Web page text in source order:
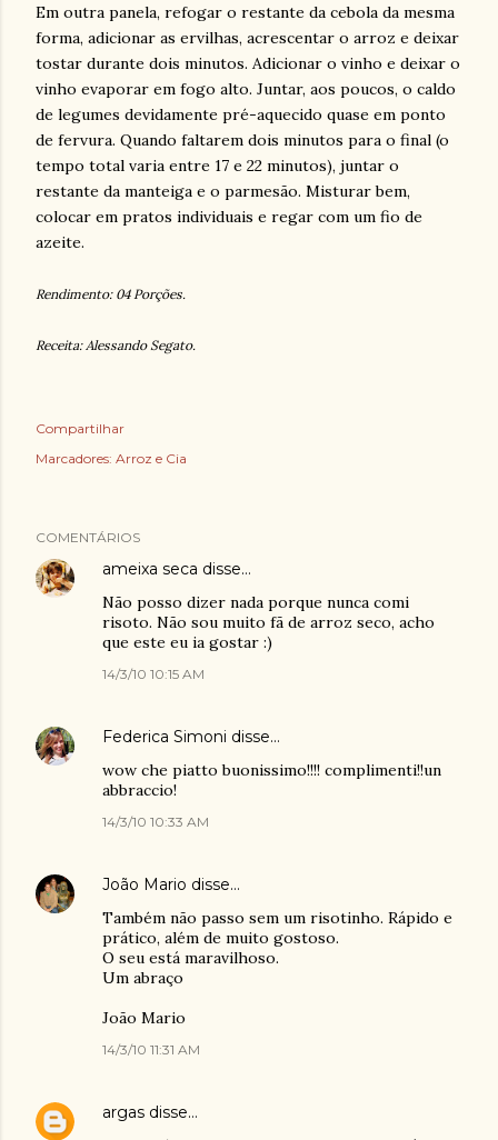
Em outra panela, refogar o restante da cebola da mesma
forma, adicionar as ervilhas, acrescentar o arroz e deixar
tostar durante dois minutos. Adicionar o vinho e deixar o
vinho evaporar em fogo alto. Juntar, aos poucos, o caldo
de legumes devidamente pré-aquecido quase em ponto
de fervura. Quando faltarem dois minutos para o final (o
tempo total varia entre 17 e 22 minutos), juntar o
restante da manteiga e o parmesão. Misturar bem,
colocar em pratos individuais e regar com um fio de
azeite.
Rendimento: 04 Porções.
Receita: Alessando Segato.
Compartilhar
Marcadores: Arroz e Cia
COMENTÁRIOS
ameixa seca disse…
Não posso dizer nada porque nunca comi
risoto. Não sou muito fã de arroz seco, acho
que este eu ia gostar :)
14/3/10 10:15 AM
Federica Simoni disse…
wow che piatto buonissimo!!!! complimenti!!un
abbraccio!
14/3/10 10:33 AM
João Mario disse…
Também não passo sem um risotinho. Rápido e
prático, além de muito gostoso.
O seu está maravilhoso.
Um abraço
João Mario
14/3/10 11:31 AM
argas disse…